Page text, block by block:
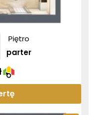
Piętro
parter